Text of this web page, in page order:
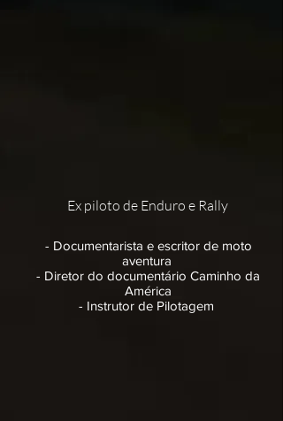
Ex piloto de Enduro e Rally
- Documentarista e escritor de moto
aventura
- Diretor do documentário Caminho da
América
- Instrutor de Pilotagem